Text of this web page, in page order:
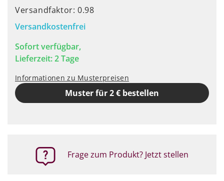
Versandfaktor: 0.98
Versandkostenfrei
Sofort verfügbar,
Lieferzeit: 2 Tage
Informationen zu Musterpreisen
Muster für 2 € bestellen
Frage zum Produkt? Jetzt stellen